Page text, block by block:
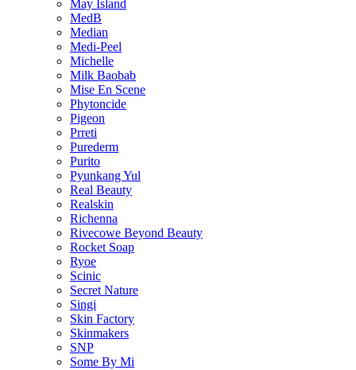
May Island
MedB
Median
Medi-Peel
Michelle
Milk Baobab
Mise En Scene
Phytoncide
Pigeon
Prreti
Purederm
Purito
Pyunkang Yul
Real Beauty
Realskin
Richenna
Rivecowe Beyond Beauty
Rocket Soap
Ryoe
Scinic
Secret Nature
Singi
Skin Factory
Skinmakers
SNP
Some By Mi